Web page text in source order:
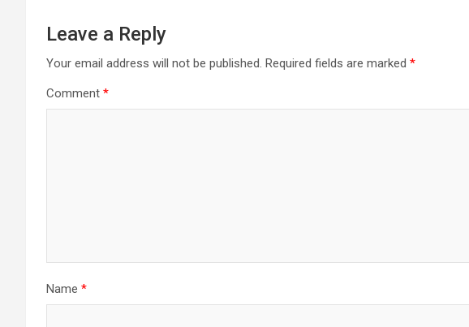
Leave a Reply
Your email address will not be published. Required fields are marked *
Comment *
Name *